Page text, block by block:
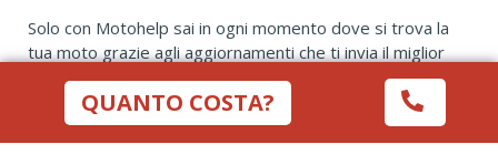
Solo con Motohelp sai in ogni momento dove si trova la
tua moto grazie agli aggiornamenti che ti invia il miglior
Servizio Clienti del settore.
Puoi avere conferma di tutto ciò dando un’occhiata a cosa
dicono le recensioni lasciate e firmate da chi ha provato il
QUANTO COSTA?